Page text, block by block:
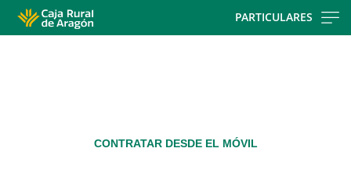
PARTICULARES
CONTRATAR DESDE EL MÓVIL